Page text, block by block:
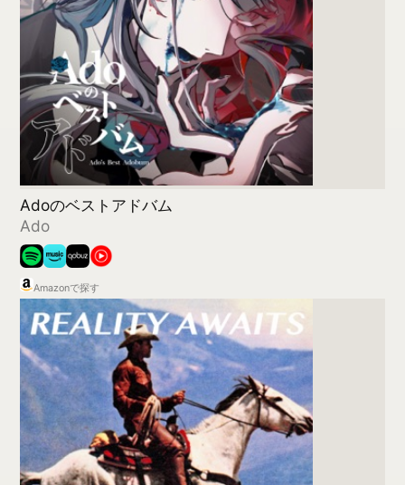
Reality Awaits
The Strokes
Amazonで探す
Iris
BUMP OF CHICKEN